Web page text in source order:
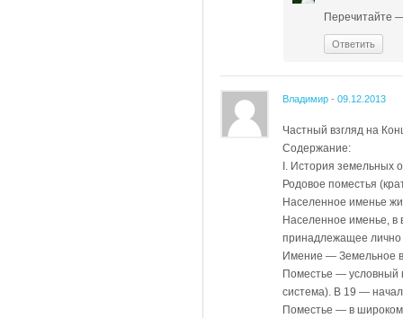
Перечитайте
Ответить
Владимир - 09.12.2013
Частный взгляд на
Содержание:
I. История земельных
Родовое поместья
Населенное именье
Населенное именье, в
принадлежащее
Имение — Земельное
Поместье — условный
система). В 19 —
Поместье — в широком